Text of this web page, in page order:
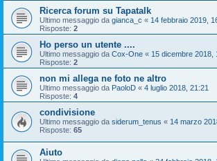
Ricerca forum su Tapatalk
Ultimo messaggio da gianca_c « 14 febbraio 2019,
Risposte: 2
Ho perso un utente ....
Ultimo messaggio da Cox-One « 15 dicembre 2018,
Risposte: 2
non mi allega ne foto ne altro
Ultimo messaggio da PaoloD « 4 luglio 2018, 21:21
Risposte: 4
condivisione
Ultimo messaggio da siderum_tenus « 14 marzo
Risposte: 65
Aiuto